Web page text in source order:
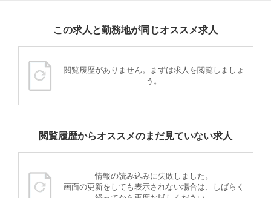
この求人と勤務地が同じオススメ求人
閲覧履歴がありません。まずは求人を閲覧しましょ
う。
閲覧履歴からオススメのまだ見ていない求人
情報の読み込みに失敗しました。
画面の更新をしても表示されない場合は、しばらく